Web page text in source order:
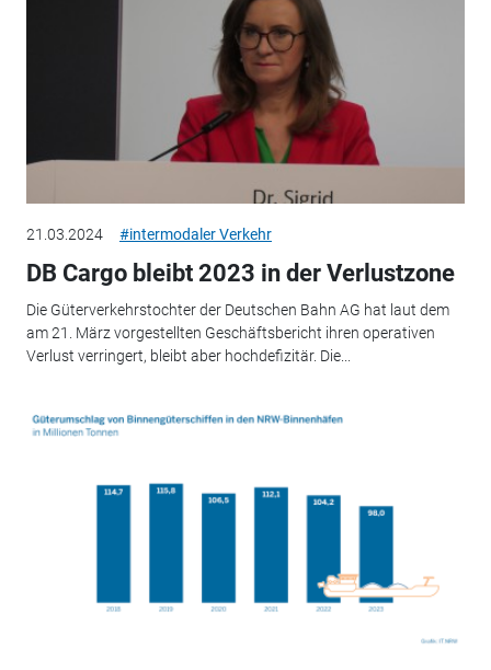
21.03.2024 #intermodaler Verkehr
DB Cargo bleibt 2023 in der Verlustzone
Die Güterverkehrstochter der Deutschen Bahn AG hat laut dem
am 21. März vorgestellten Geschäftsbericht ihren operativen
Verlust verringert, bleibt aber hochdefizitär. Die...